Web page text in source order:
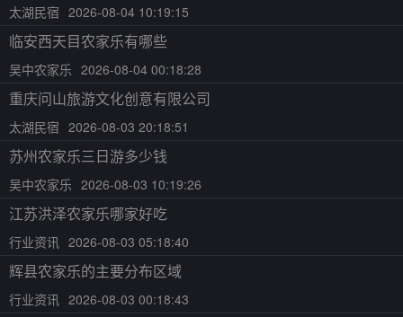
太湖民宿 2026-08-04 10:19:15
临安西天目农家乐有哪些
吴中农家乐 2026-08-04 00:18:28
重庆问山旅游文化创意有限公司
太湖民宿 2026-08-03 20:18:51
苏州农家乐三日游多少钱
吴中农家乐 2026-08-03 10:19:26
江苏洪泽农家乐哪家好吃
行业资讯 2026-08-03 05:18:40
辉县农家乐的主要分布区域
行业资讯 2026-08-03 00:18:43